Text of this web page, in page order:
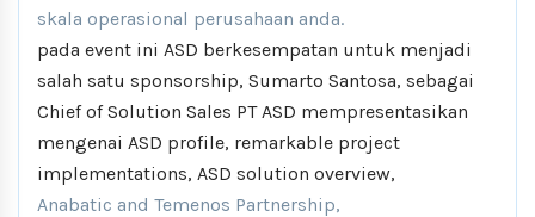
skala operasional perusahaan anda.
pada event ini ASD berkesempatan untuk menjadi
salah satu sponsorship, Sumarto Santosa, sebagai
Chief of Solution Sales PT ASD mempresentasikan
mengenai ASD profile, remarkable project
implementations, ASD solution overview,
Anabatic and Temenos Partnership,